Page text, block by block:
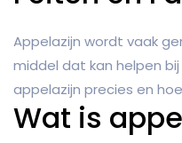
Appelazijn wordt vaak
middel dat kan helpen
appelazijn precies en
Wat is